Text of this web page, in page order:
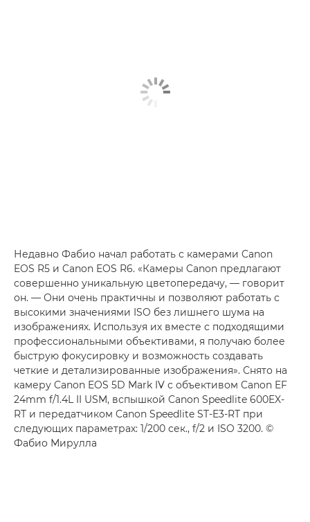
Недавно Фабио начал работать с камерами Canon
EOS R5 и Canon EOS R6. «Камеры Canon предлагают
совершенно уникальную цветопередачу, — говорит
он. — Они очень практичны и позволяют работать с
высокими значениями ISO без лишнего шума на
изображениях. Используя их вместе с подходящими
профессиональными объективами, я получаю более
быструю фокусировку и возможность создавать
четкие и детализированные изображения». Снято на
камеру Canon EOS 5D Mark IV с объективом Canon EF
24mm f/1.4L II USM, вспышкой Canon Speedlite 600EX-
RT и передатчиком Canon Speedlite ST-E3-RT при
следующих параметрах: 1/200 сек., f/2 и ISO 3200. ©
Фабио Мирулла